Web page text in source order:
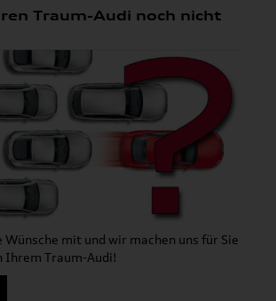
Traum-Audi noch nicht
Wünsche mit und wir machen uns für Sie
Ihrem Traum-Audi!